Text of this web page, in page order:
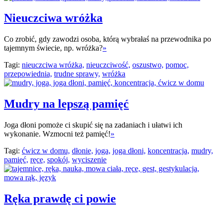
Nieuczciwa wróżka
Co zrobić, gdy zawodzi osoba, którą wybrałaś na przewodnika po
tajemnym świecie, np. wróżka?»
Tagi: nieuczciwa wróżka, nieuczciwość, oszustwo, pomoc,
przepowiednia, trudne sprawy, wróżka
Mudry na lepszą pamięć
Joga dłoni pomoże ci skupić się na zadaniach i ułatwi ich
wykonanie. Wzmocni też pamięć!»
Tagi: ćwicz w domu, dłonie, joga, joga dłoni, koncentracja, mudry,
pamięć, ręce, spokój, wyciszenie
Ręka prawdę ci powie